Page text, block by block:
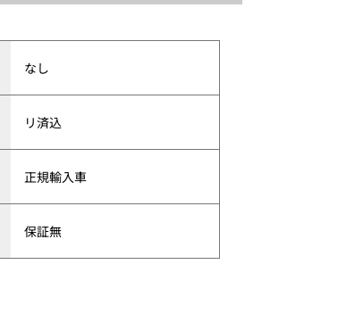
なし
リ済込
正規輸入車
保証無